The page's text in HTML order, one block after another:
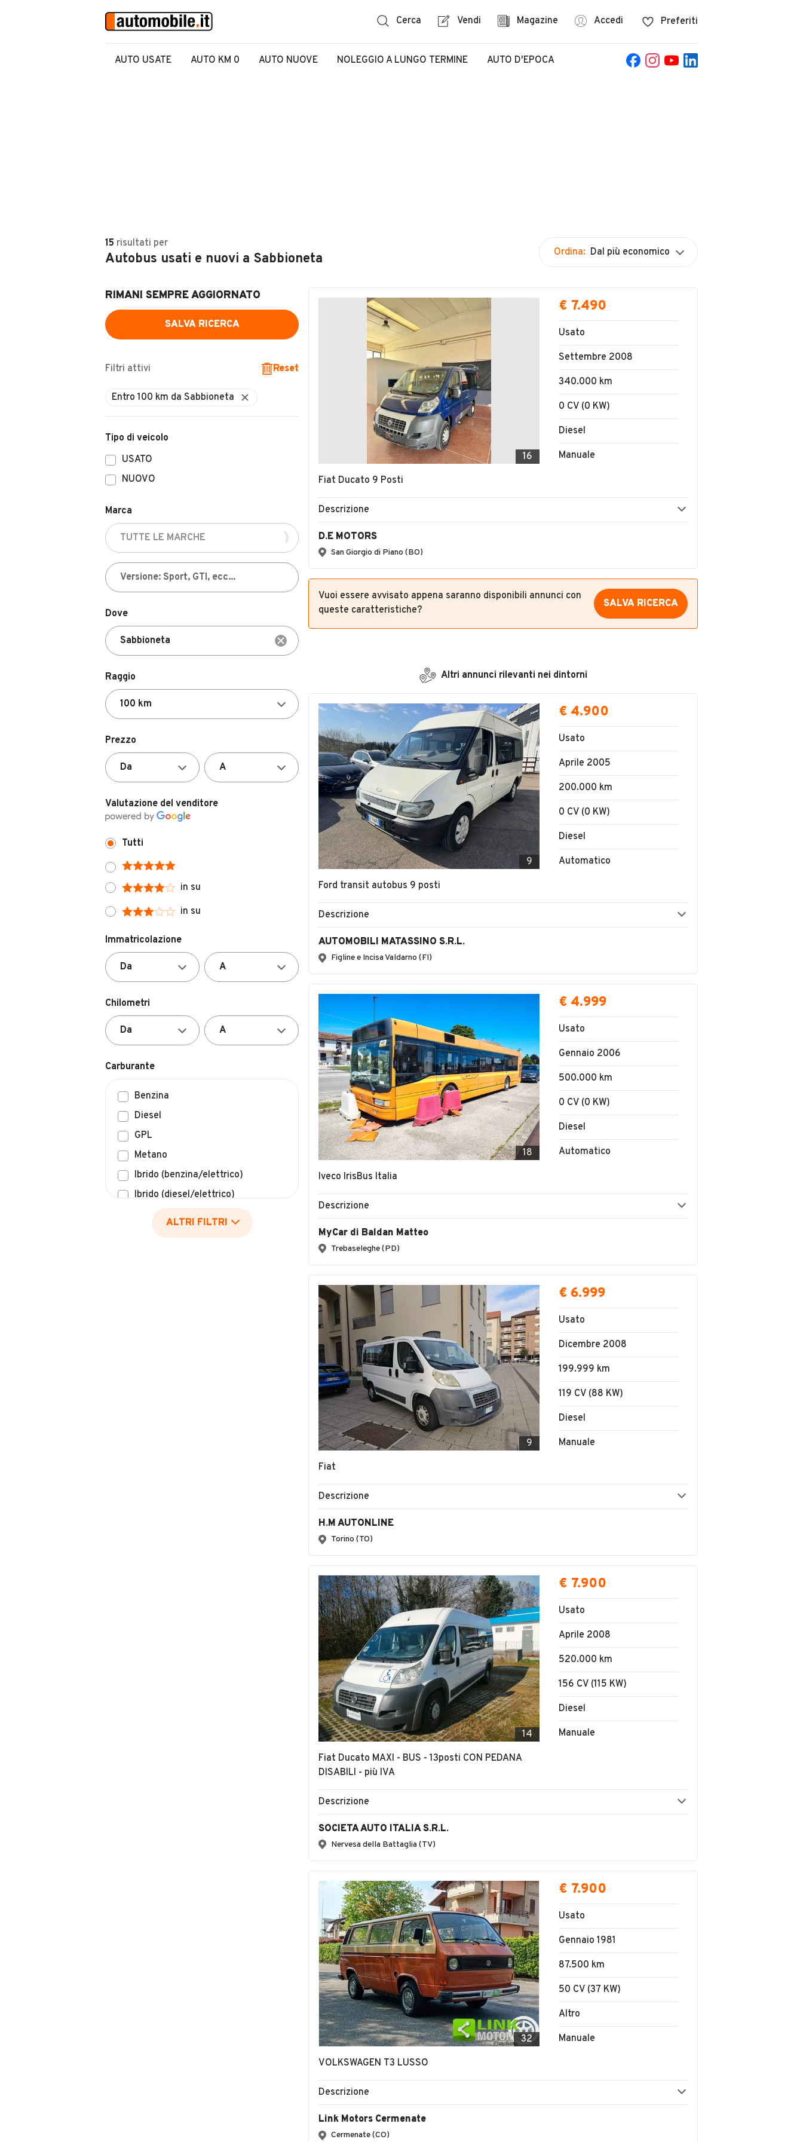
Cerca Vendi Magazine Accedi Preferiti
AUTO USATE AUTO KM 0 AUTO NUOVE NOLEGGIO A LUNGO TERMINE AUTO D'EPOCA
15 risultati per
Autobus usati e nuovi a Sabbioneta Ordina: Dal più economico
RIMANI SEMPRE AGGIORNATO
SALVA RICERCA
Filtri attivi Reset
Tipo di veicolo
USATO
NUOVO
Marca
Dove
Raggio
Prezzo
Valutazione del venditore
Tutti
in su
in su
Immatricolazione
Chilometri
Carburante
Benzina
Diesel
GPL
Metano
Ibrido (benzina/elettrico)
Ibrido (diesel/elettrico)
Elettrico
Idrogeno
ALTRI FILTRI
16
Fiat Ducato 9 Posti
€ 7.490
Usato
Settembre 2008
340.000 km
0 CV (0 KW)
Diesel
Manuale
Descrizione
D.E MOTORS
San Giorgio di Piano (BO)
Vuoi essere avvisato appena saranno disponibili annunci con
queste caratteristiche?
SALVA RICERCA
Altri annunci rilevanti nei dintorni
9
Ford transit autobus 9 posti
€ 4.900
Usato
Aprile 2005
200.000 km
0 CV (0 KW)
Diesel
Automatico
Descrizione
AUTOMOBILI MATASSINO S.R.L.
Figline e Incisa Valdarno (FI)
18
Iveco IrisBus Italia
€ 4.999
Usato
Gennaio 2006
500.000 km
0 CV (0 KW)
Diesel
Automatico
Descrizione
MyCar di Baldan Matteo
Trebaseleghe (PD)
9
Fiat
€ 6.999
Usato
Dicembre 2008
199.999 km
119 CV (88 KW)
Diesel
Manuale
Descrizione
H.M AUTONLINE
Torino (TO)
14
Fiat Ducato MAXI - BUS - 13posti CON PEDANA
DISABILI - più IVA
€ 7.900
Usato
Aprile 2008
520.000 km
156 CV (115 KW)
Diesel
Manuale
Descrizione
SOCIETA AUTO ITALIA S.R.L.
Nervesa della Battaglia (TV)
32
VOLKSWAGEN T3 LUSSO
€ 7.900
Usato
Gennaio 1981
87.500 km
50 CV (37 KW)
Altro
Manuale
Descrizione
Link Motors Cermenate
Cermenate (CO)